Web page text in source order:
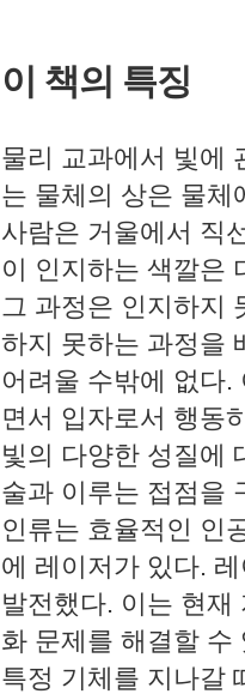
이 책의 특징
물리 교과에서 빛에
는 물체의 상은 물체
사람은 거울에서 직
이 인지하는 색깔은
그 과정은 인지하지
하지 못하는 과정을
어려울 수밖에 없다.
면서 입자로서 행동
빛의 다양한 성질에
술과 이루는 접점을
인류는 효율적인 인
에 레이저가 있다.
발전했다. 이는 현재
화 문제를 해결할 수
특정 기체를 지나갈